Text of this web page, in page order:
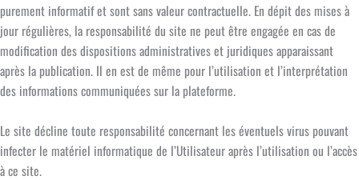
purement informatif et sont sans valeur contractuelle. En dépit des mises à
jour régulières, la responsabilité du site ne peut être engagée en cas de
modification des dispositions administratives et juridiques apparaissant
après la publication. Il en est de même pour l’utilisation et l’interprétation
des informations communiquées sur la plateforme.
Le site décline toute responsabilité concernant les éventuels virus pouvant
infecter le matériel informatique de l’Utilisateur après l’utilisation ou l’accès
à ce site.